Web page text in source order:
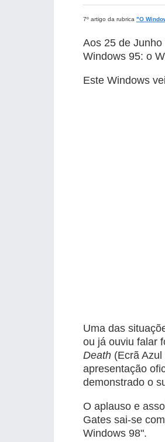
7º artigo da rubrica "O
Aos 25 de
Windows 95: o
Este Windows
Uma das
ou já ouviu falar
Death (Ecrã
apresentação
demonstrado o
O aplauso e
Gates sai-se
Windows 98".